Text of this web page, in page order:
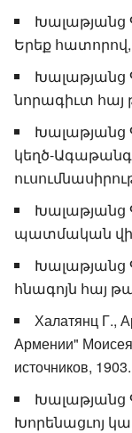
Խալաթյանց
Երեք հատորով,
Խալաթյանց
նորագիւտ հայ
Խալաթյանց
կեղծ-
պատմական
Խալաթյանց
հնագոյն հայ
Халатянц Г.,
Армении" Моисея
источников, 1903.
Խալաթյանց
Խորենացւոյ